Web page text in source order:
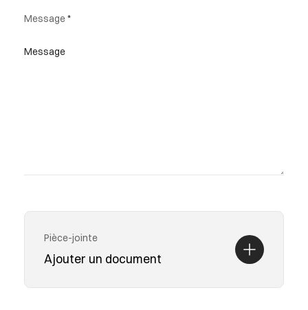
Message
Pièce-jointe
Ajouter un document